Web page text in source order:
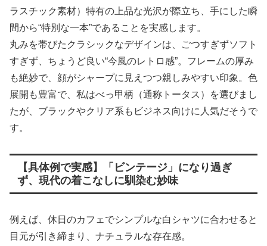
ラスチック素材）特有の上品な光沢が際立ち、手にした瞬
間から“特別な一本”であることを実感します。
丸みを帯びたクラシックなデザインは、ごつすぎずソフト
すぎず、ちょうど良い“今風のレトロ感”。フレームの厚み
も絶妙で、顔がシャープに見えつつ親しみやすい印象。色
展開も豊富で、私はべっ甲柄（通称トータス）を選びまし
たが、ブラックやクリア系もビジネス向けに人気だそうで
す。
【具体例で実感】「ビンテージ」になり過ぎ
ず、現代の着こなしに馴染む妙味
例えば、休日のカフェでシンプルな白シャツに合わせると
目元が引き締まり、ナチュラルな存在感。